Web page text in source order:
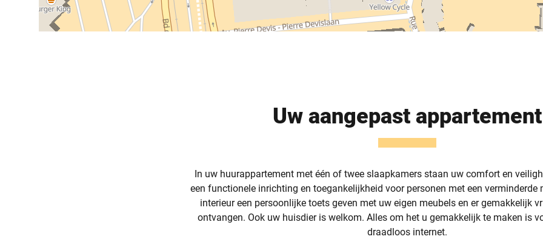
Uw aangepast appartement
In uw huurappartement met één of twee slaapkamers staan uw comfort en
een functionele inrichting en toegankelijkheid voor personen met een verminderde
interieur een persoonlijke toets geven met uw eigen meubels en er gemakkelijk
ontvangen. Ook uw huisdier is welkom. Alles om het u gemakkelijk te maken is
draadloos internet.